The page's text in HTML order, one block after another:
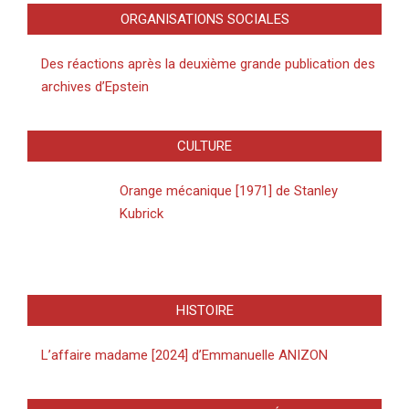
ORGANISATIONS SOCIALES
Des réactions après la deuxième grande publication des
archives d’Epstein
CULTURE
Orange mécanique [1971] de Stanley
Kubrick
HISTOIRE
L’affaire madame [2024] d’Emmanuelle ANIZON